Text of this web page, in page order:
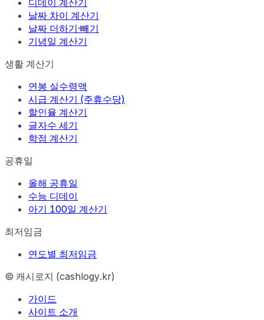
디데이 계산기
날짜 차이 계산기
날짜 더하기·빼기
기념일 계산기
생활 계산기
연봉 실수령액
시급 계산기 (주휴수당)
할인율 계산기
글자수 세기
학점 계산기
공휴일
올해 공휴일
수능 디데이
아기 100일 계산기
최저임금
연도별 최저임금
© 캐시로지 (cashlogy.kr)
가이드
사이트 소개